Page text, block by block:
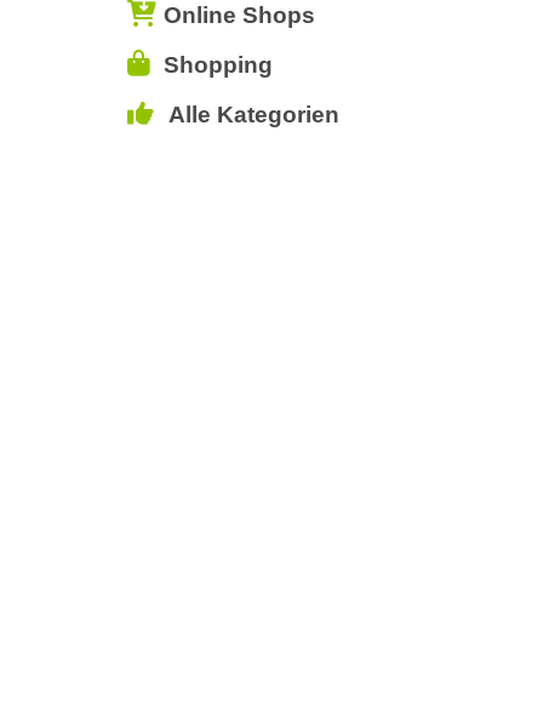
Online Shops
Shopping
Alle Kategorien